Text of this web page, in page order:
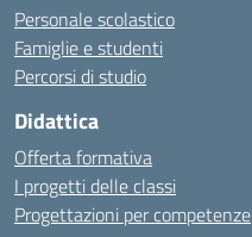
Personale scolastico
Famiglie e studenti
Percorsi di studio
Didattica
Offerta formativa
I progetti delle classi
Progettazioni per competenze